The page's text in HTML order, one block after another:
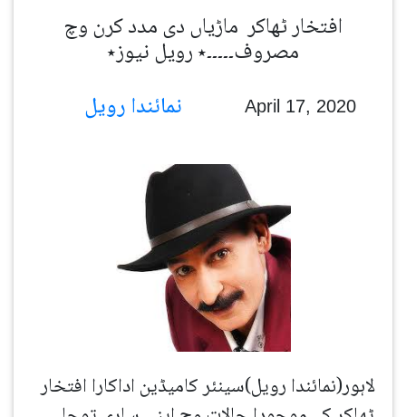
افتخار ٹھاکر ماڑیاں دی مدد کرن وچ
مصروف۔۔۔۔۔٭ رویل نیوز٭
April 17, 2020
لاہور(نمائندا رویل)سینئر کامیڈین اداکارا افتخار